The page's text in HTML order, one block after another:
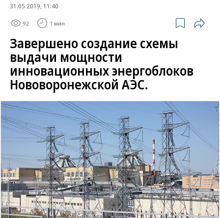
31.05.2019, 11:40
92 1 мин.
Завершено создание схемы
выдачи мощности
инновационных энергоблоков
Нововоронежской АЭС.